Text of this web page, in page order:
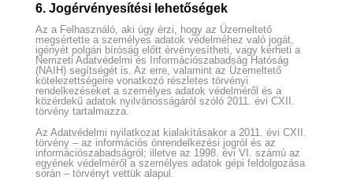
6. Jogérvényesítési lehetőségek
Az a Felhasználó, aki úgy érzi, hogy az Üzemeltető
megsértette a személyes adatok védelméhez való jogát,
igényét polgári bíróság előtt érvényesítheti, vagy kérheti a
Nemzeti Adatvédelmi és Információszabadság Hatóság
(NAIH) segítségét is. Az erre, valamint az Üzemeltető
kötelezettségeire vonatkozó részletes törvényi
rendelkezéseket a személyes adatok védelméről és a
közérdekű adatok nyilvánosságáról szóló 2011. évi CXII.
törvény tartalmazza.
Az Adatvédelmi nyilatkozat kialakításakor a 2011. évi CXII.
törvény – az információs önrendelkezési jogról és az
információszabadságról; illetve az 1998. évi VI. számú az
egyének védelméről a személyes adatok gépi feldolgozása
során – törvényt vettük alapul.